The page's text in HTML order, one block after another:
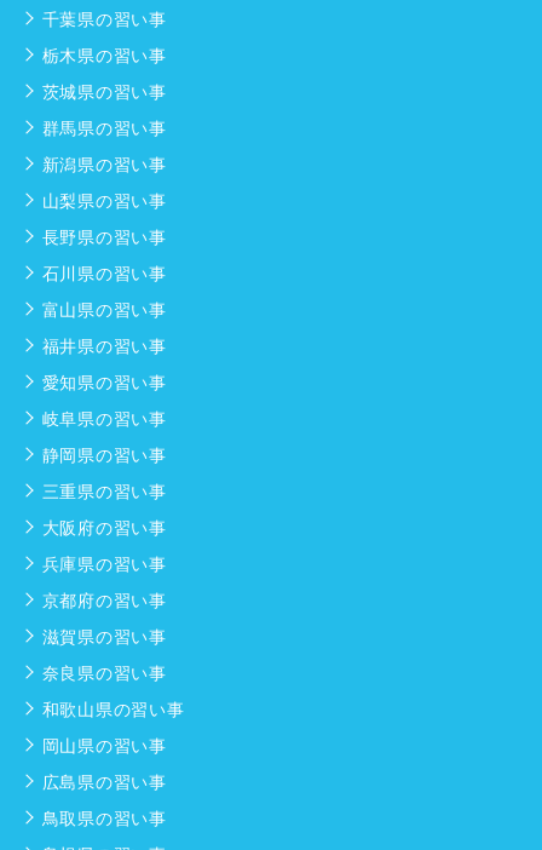
千葉県の習い事
栃木県の習い事
茨城県の習い事
群馬県の習い事
新潟県の習い事
山梨県の習い事
長野県の習い事
石川県の習い事
富山県の習い事
福井県の習い事
愛知県の習い事
岐阜県の習い事
静岡県の習い事
三重県の習い事
大阪府の習い事
兵庫県の習い事
京都府の習い事
滋賀県の習い事
奈良県の習い事
和歌山県の習い事
岡山県の習い事
広島県の習い事
鳥取県の習い事